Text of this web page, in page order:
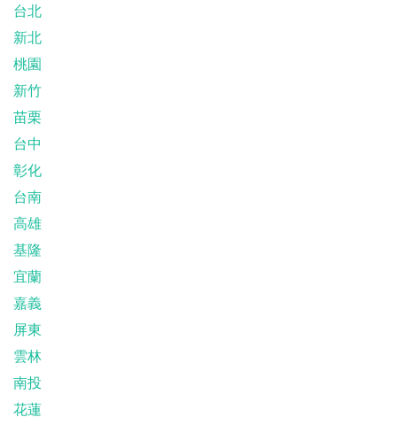
台北
新北
桃園
新竹
苗栗
台中
彰化
台南
高雄
基隆
宜蘭
嘉義
屏東
雲林
南投
花蓮